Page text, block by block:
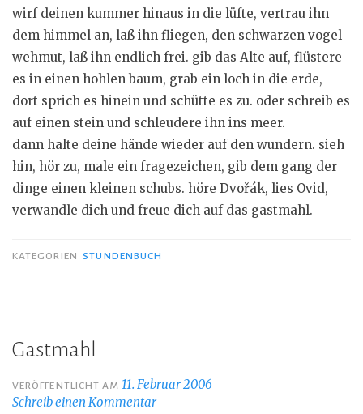
wirf deinen kummer hinaus in die lüfte, vertrau ihn
dem himmel an, laß ihn fliegen, den schwarzen vogel
wehmut, laß ihn endlich frei. gib das Alte auf, flüstere
es in einen hohlen baum, grab ein loch in die erde,
dort sprich es hinein und schütte es zu. oder schreib es
auf einen stein und schleudere ihn ins meer.
dann halte deine hände wieder auf den wundern. sieh
hin, hör zu, male ein fragezeichen, gib dem gang der
dinge einen kleinen schubs. höre Dvořák, lies Ovid,
verwandle dich und freue dich auf das gastmahl.
KATEGORIEN STUNDENBUCH
Gastmahl
VERÖFFENTLICHT AM11. Februar 2006
Schreib einen Kommentar